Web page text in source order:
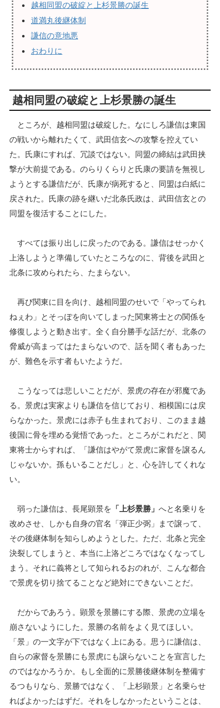
越相同盟の破綻と上杉景勝の誕生
道満丸後継体制
謙信の意地悪
おわりに
越相同盟の破綻と上杉景勝の誕生
ところが、越相同盟は破綻した。なにしろ謙信は東国
の戦いから離れたくて、武田信玄への攻撃を控えてい
た。氏康にすれば、冗談ではない。同盟の締結は武田挟
撃が大前提である。のらりくらりと氏康の要請を無視し
ようとする謙信だが、氏康が病死すると、同盟は白紙に
戻された。氏康の跡を継いだ北条氏政は、武田信玄との
同盟を復活することにした。
すべては振り出しに戻ったのである。謙信はせっかく
上洛しようと準備していたところなのに、背後を武田と
北条に攻められたら、たまらない。
再び関東に目を向け、越相同盟のせいで「やってられ
ねぇわ」とそっぽを向いてしまった関東将士との関係を
修復しようと動き出す。全く自分勝手な話だが、北条の
脅威が高まってはたまらないので、話を聞く者もあった
が、難色を示す者もいたようだ。
こうなっては悲しいことだが、景虎の存在が邪魔であ
る。景虎は実家よりも謙信を信じており、相模国には戻
らなかった。景虎には赤子も生まれており、このまま越
後国に骨を埋める覚悟であった。ところがこれだと、関
東将士からすれば、「謙信はやがて景虎に家督を譲るん
じゃないか。孫もいることだし」と、心を許してくれな
い。
弱った謙信は、長尾顕景を 「上杉景勝」 へと名乗りを
改めさせ、しかも自身の官名「弾正少弼」まで譲って、
その後継体制を知らしめようとした。ただ、北条と完全
決裂してしまうと、本当に上洛どころではなくなってし
まう。それに義将として知られるおのれが、こんな都合
で景虎を切り捨てることなど絶対にできないことだ。
だからであろう。顕景を景勝にする際、景虎の立場を
崩さないようにした。景勝の名前をよく見てほしい。
「景」の一文字が下ではなく上にある。思うに謙信は、
自らの家督を景勝にも景虎にも譲らないことを宣言した
のではなかろうか。もし全面的に景勝後継体制を整備す
るつもりなら、景勝ではなく、「上杉顕景」と名乗らせ
ればよかったはずだ。それをしなかったということは、